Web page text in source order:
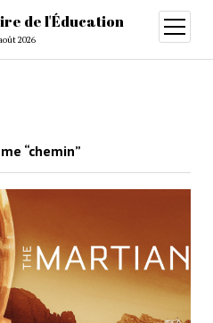
de l'Éducation
2026
ouvrir
menu
“chemin”